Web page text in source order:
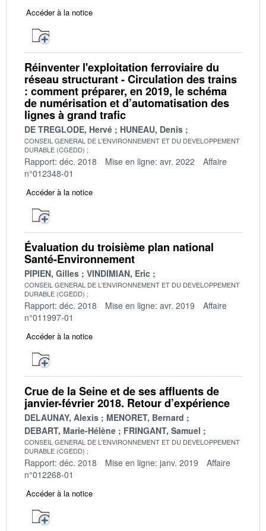
Accéder à la notice
Réinventer l'exploitation ferroviaire du
réseau structurant - Circulation des trains
: comment préparer, en 2019, le schéma
de numérisation et d’automatisation des
lignes à grand trafic
DE TREGLODE, Hervé HUNEAU, Denis
CONSEIL GENERAL DE L'ENVIRONNEMENT ET DU DEVELOPPEMENT
DURABLE (CGEDD)
Rapport: déc. 2018 Mise en ligne: avr. 2022
Affaire
n°012348-01
Accéder à la notice
Évaluation du troisième plan national
Santé-Environnement
PIPIEN, Gilles VINDIMIAN, Eric
CONSEIL GENERAL DE L'ENVIRONNEMENT ET DU DEVELOPPEMENT
DURABLE (CGEDD)
Rapport: déc. 2018 Mise en ligne: avr. 2019
Affaire
n°011997-01
Accéder à la notice
Crue de la Seine et de ses affluents de
janvier-février 2018. Retour d’expérience
DELAUNAY, Alexis
MENORET, Bernard
DEBART, Marie-Hélène
FRINGANT, Samuel
CONSEIL GENERAL DE L'ENVIRONNEMENT ET DU DEVELOPPEMENT
DURABLE (CGEDD)
Rapport: déc. 2018 Mise en ligne: janv. 2019
Affaire
n°012268-01
Accéder à la notice